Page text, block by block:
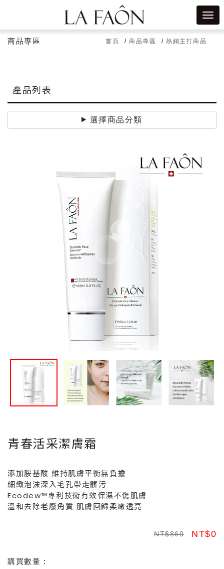
商品專區 首頁 商品專區 熱銷主打商品
產品列表
選擇商品分類
青春活采潔膚霜
添加胺基酸 維持肌膚平衡無負擔
細緻泡沫深入毛孔帶走髒污
Ecodew™專利技術有效保濕不傷肌膚
溫和去除老廢角質 肌膚回歸柔嫩透亮
NT$860 NT$0
購買數量 :